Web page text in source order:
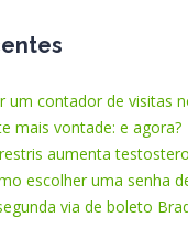
um contador de visitas
mais vontade: e agora?
aumenta
escolher uma senha
via de boleto